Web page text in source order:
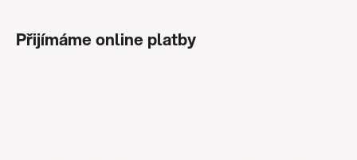
Přijímáme online platby